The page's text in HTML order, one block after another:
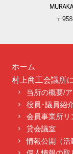
〒
ホーム
村上商工会議所
当所の概要/
役員･議員紹
会員事業所リ
貸会議室
情報公開（活